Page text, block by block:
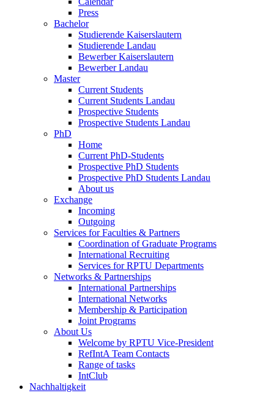
Press
Bachelor
Studierende Kaiserslautern
Studierende Landau
Bewerber Kaiserslautern
Bewerber Landau
Master
Current Students
Current Students Landau
Prospective Students
Prospective Students Landau
PhD
Home
Current PhD-Students
Prospective PhD Students
Prospective PhD Students Landau
About us
Exchange
Incoming
Outgoing
Services for Faculties & Partners
Coordination of Graduate Programs
International Recruiting
Services for RPTU Departments
Networks & Partnerships
International Partnerships
International Networks
Membership & Participation
Joint Programs
About Us
Welcome by RPTU Vice-President
RefIntA Team Contacts
Range of tasks
IntClub
Nachhaltigkeit